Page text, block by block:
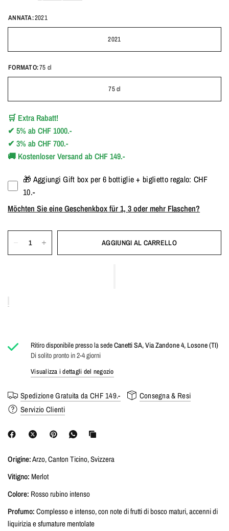
ANNATA:2021
2021
FORMATO:75 cl
75 cl
🛒 Extra Rabatt!
✔5% abCHF 1000.-
✔3% abCHF 700.-
🚚 Kostenloser Versand ab CHF 149.-
🎁 Aggiungi Gift box per 6 bottiglie + biglietto regalo: CHF
10.-
Möchten Sie eine Geschenkbox für 1, 3 oder mehr Flaschen?
AGGIUNGI AL CARRELLO
Ritiro disponibile presso la sedeCanetti SA, Via Zandone 4, Losone (TI)
Di solito pronto in 2-4 giorni
Visualizza i dettagli del negozio
Spedizione Gratuita da CHF 149.-
Consegna & Resi
Servizio Clienti
Origine:Arzo, Canton Ticino, Svizzera
Vitigno: Merlot
Colore: Rosso rubino intenso
Profumo:Complesso e intenso, con note di frutti di bosco maturi, accenni di
liquirizia e sfumature mentolate